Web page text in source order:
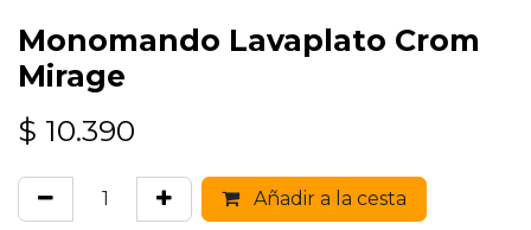
Monomando Lavaplato Crom
Mirage
$ 10.390
Añadir a la cesta